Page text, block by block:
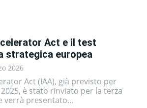
Act e il test
strategica europea
2026
Act (IAA), già previsto per
è stato rinviato per la terza
verrà presentato...